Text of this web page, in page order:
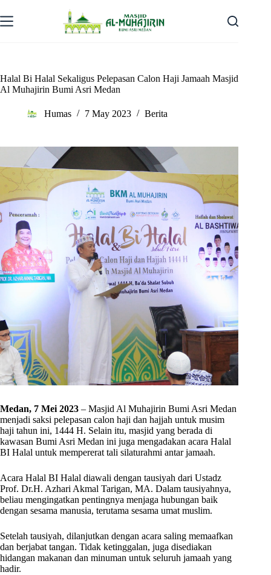
to
content
Halal Bi Halal Sekaligus Pelepasan Calon Haji Jamaah Masjid
Al Muhajirin Bumi Asri Medan
Humas 7 May 2023 Berita
Medan, 7 Mei 2023 – Masjid Al Muhajirin Bumi Asri Medan
menjadi saksi pelepasan calon haji dan hajjah untuk musim
haji tahun ini, 1444 H. Selain itu, masjid yang berada di
kawasan Bumi Asri Medan ini juga mengadakan acara Halal
BI Halal untuk mempererat tali silaturahmi antar jamaah.
Acara Halal BI Halal diawali dengan tausiyah dari Ustadz
Prof. Dr.H. Azhari Akmal Tarigan, MA. Dalam tausiyahnya,
beliau mengingatkan pentingnya menjaga hubungan baik
dengan sesama manusia, terutama sesama umat muslim.
Setelah tausiyah, dilanjutkan dengan acara saling memaafkan
dan berjabat tangan. Tidak ketinggalan, juga disediakan
hidangan makanan dan minuman untuk seluruh jamaah yang
hadir.